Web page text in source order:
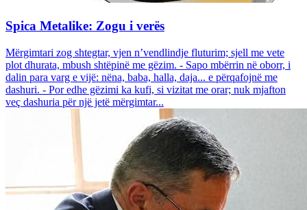
Spica Metalike: Zogu i verës
Mërgimtari zog shtegtar, vjen n’vendlindje fluturim; sjell me vete
plot dhurata, mbush shtëpinë me gëzim. - Sapo mbërrin në oborr, i
dalin para varg e vijë: nëna, baba, halla, daja... e përqafojnë me
dashuri. - Por edhe gëzimi ka kufi, si vizitat me orar; nuk mjafton
veç dashuria për një jetë mërgimtar...